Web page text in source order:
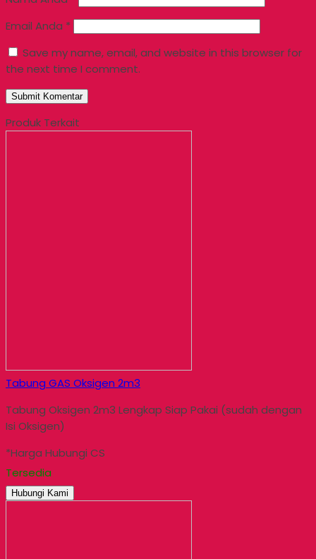
Email Anda *
Save my name, email, and website in this browser for
the next time I comment.
Produk Terkait
Tabung GAS Oksigen 2m3
Tabung Oksigen 2m3 Lengkap Siap Pakai (sudah dengan
Isi Oksigen)
*Harga Hubungi CS
Tersedia
Hubungi Kami